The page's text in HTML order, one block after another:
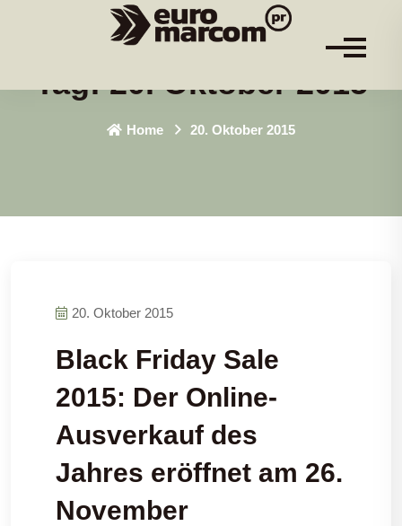
Tag:20. Oktober 2015
Home 20. Oktober 2015
20. Oktober 2015
Black Friday Sale
2015: Der Online-
Ausverkauf des
Jahres eröffnet am 26.
November